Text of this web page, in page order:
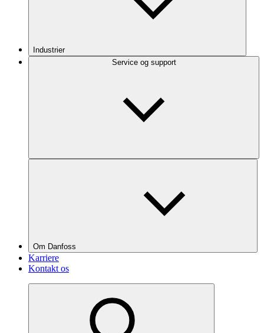
Industrier
Service og support
Om Danfoss
Karriere
Kontakt os